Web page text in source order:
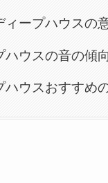
ィープハウスの
ハウスの音の傾向
ハウスおすすめ